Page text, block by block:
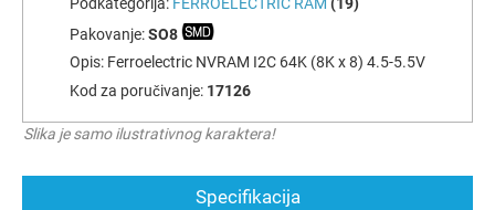
Pakovanje:SO8
Opis: Ferroelectric NVRAM I2C 64K (8K x 8) 4.5-5.5V
Kod za poručivanje: 17126
Slika je samo ilustrativnog karaktera!
Specifikacija